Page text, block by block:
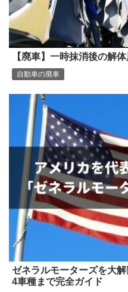
【廃車】一時抹消後の解
自動車の廃車
ゼネラルモーターズを大
4車種まで完全ガイド